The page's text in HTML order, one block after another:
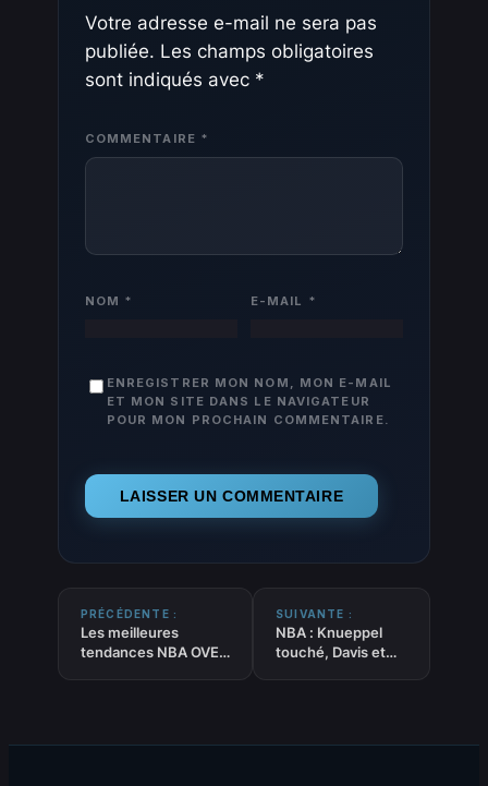
Votre adresse e-mail ne sera pas
publiée. Les champs obligatoires
sont indiqués avec *
COMMENTAIRE *
NOM * E-MAIL *
ENREGISTRER MON NOM, MON E-MAIL
ET MON SITE DANS LE NAVIGATEUR
POUR MON PROCHAIN COMMENTAIRE.
PRÉCÉDENTE :
Les meilleures
tendances NBA OVER
SUIVANTE :
NBA : Knueppel
touché, Davis et